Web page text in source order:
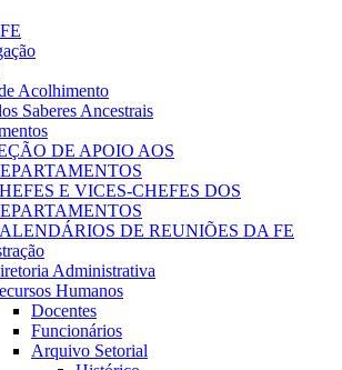
Acolhimento
Saberes Ancestrais
DE APOIO AOS
E VICES-CHEFES DOS
DE REUNIÕES DA FE
Administrativa
Humanos
Docentes
Funcionários
Arquivo Setorial